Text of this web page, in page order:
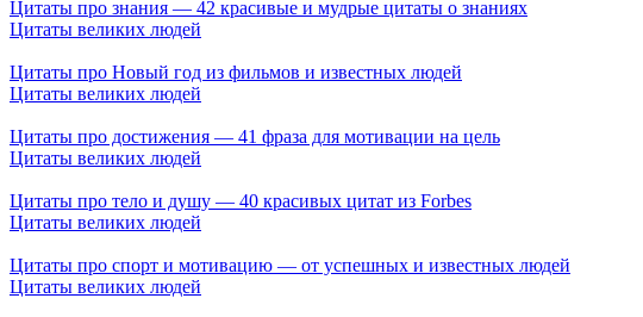
Цитаты про знания — 42 красивые и мудрые цитаты о знаниях
Цитаты великих людей
Цитаты про Новый год из фильмов и известных людей
Цитаты великих людей
Цитаты про достижения — 41 фраза для мотивации на цель
Цитаты великих людей
Цитаты про тело и душу — 40 красивых цитат из Forbes
Цитаты великих людей
Цитаты про спорт и мотивацию — от успешных и известных людей
Цитаты великих людей